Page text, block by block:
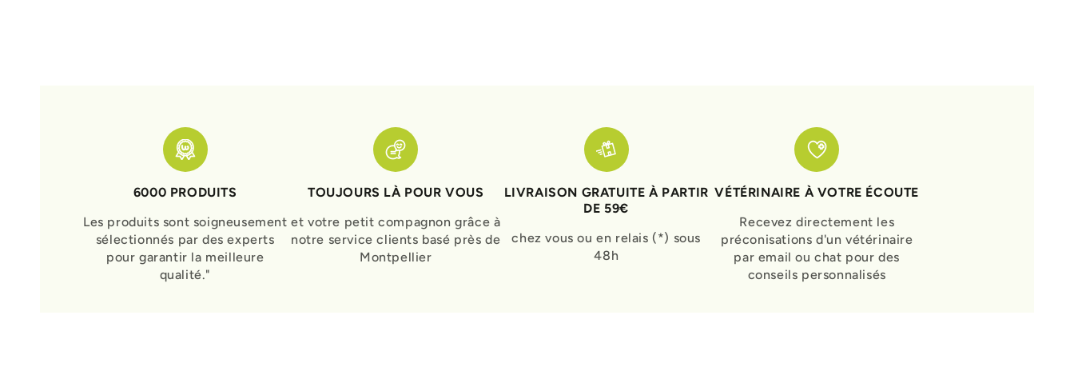
6000 PRODUITS
Les produits sont soigneusement
sélectionnés par des experts
pour garantir la meilleure
qualité."
TOUJOURS LÀ POUR VOUS
et votre petit compagnon grâce à
notre service clients basé près de
Montpellier
LIVRAISON GRATUITE À PARTIR
DE 59€
chez vous ou en relais (*) sous
48h
VÉTÉRINAIRE À VOTRE ÉCOUTE
Recevez directement les
préconisations d'un vétérinaire
par email ou chat pour des
conseils personnalisés